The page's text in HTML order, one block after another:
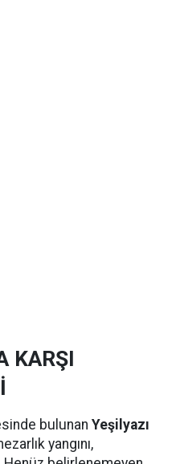
KARŞI
bulunan Yeşilyazı
yangını,